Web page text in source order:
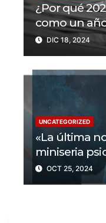
¿Por qué
como un
libertad de
periodistas
DIC 18, 2024
UNCATEGORIZED
«La última
miniseria
trama?
OCT 25, 2024